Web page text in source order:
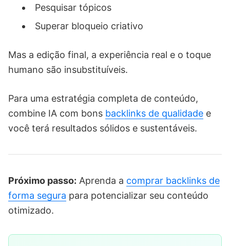
Pesquisar tópicos
Superar bloqueio criativo
Mas a edição final, a experiência real e o toque
humano são insubstituíveis.
Para uma estratégia completa de conteúdo,
combine IA com bons backlinks de qualidade e
você terá resultados sólidos e sustentáveis.
Próximo passo: Aprenda a comprar backlinks de
forma segura para potencializar seu conteúdo
otimizado.